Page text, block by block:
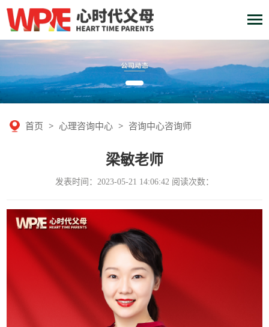
首页 > 心理咨询中心 > 咨询中心咨询师
梁敏老师
发表时间：2023-05-21 14:06:42 阅读次数：